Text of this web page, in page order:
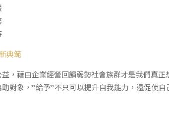
典範
，藉由企業經營回饋弱勢社會族群才是我們真
對象，”給予”不只可以提升自我能力，還促使自